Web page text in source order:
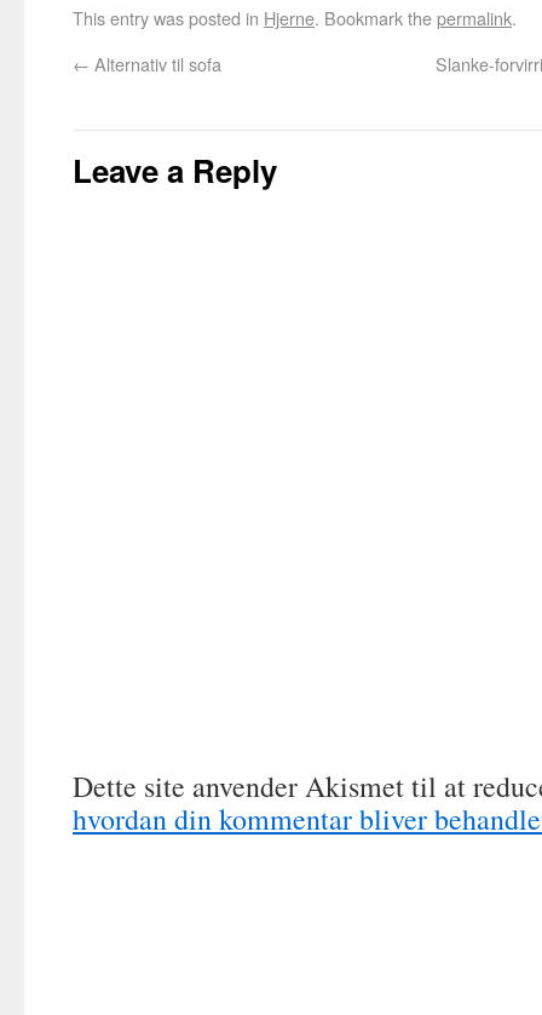
This entry was posted in Hjerne. Bookmark thepermalink.
← Alternativ til sofa Slanke-
Leave a Reply
Dette site anvender Akismet til at
hvordan din kommentar bliver